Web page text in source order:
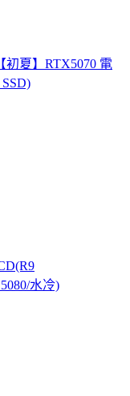
夏】RTX5070 電
水冷)